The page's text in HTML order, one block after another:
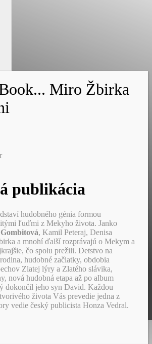
Miro Žbirka
publikácia
hudobného génia formou
ľuďmi z Mekyho života. Janko
, Kamil Peteraj, Denisa
a mnohí ďalší rozprávajú o Mekym a
čo spolu prežili. Detstvo n​a
hudobné začiatky, obdobia
Zlatej lýry a Zlatého slávika,
nová hudobná etapa až po album
dokončil jeho syn David. Každou
života Vás prevedie jedna z
vedie český publicista Honza Vedral.